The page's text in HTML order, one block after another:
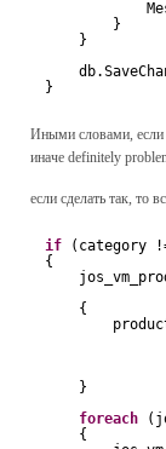
}
}
}
Иными словами, если
иначе definitely
если сделать так, то
if (category
{
{
}
foreach
{